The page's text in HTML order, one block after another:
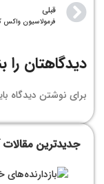
قبلی
فرمولاسیون
دیدگاهتان را
برای نوشتن دیدگاه
جدیدترین